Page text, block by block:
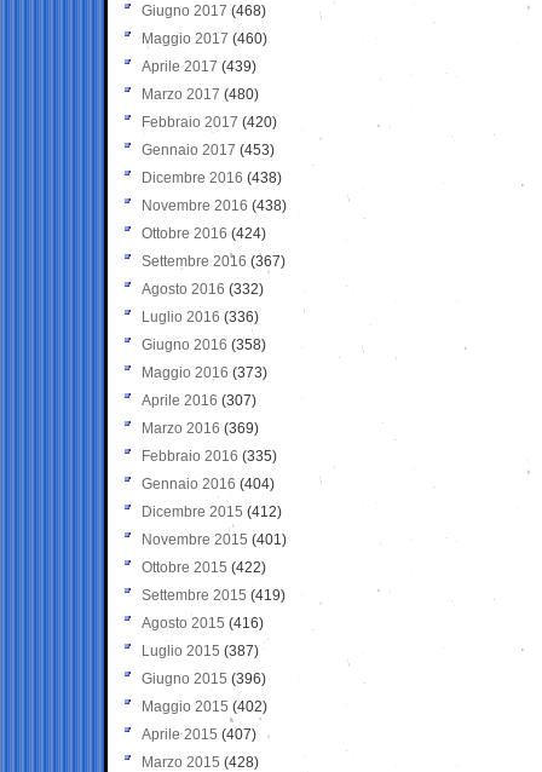
Giugno 2017 (468)
Maggio 2017 (460)
Aprile 2017 (439)
Marzo 2017 (480)
Febbraio 2017 (420)
Gennaio 2017 (453)
Dicembre 2016 (438)
Novembre 2016 (438)
Ottobre 2016 (424)
Settembre 2016 (367)
Agosto 2016 (332)
Luglio 2016 (336)
Giugno 2016 (358)
Maggio 2016 (373)
Aprile 2016 (307)
Marzo 2016 (369)
Febbraio 2016 (335)
Gennaio 2016 (404)
Dicembre 2015 (412)
Novembre 2015 (401)
Ottobre 2015 (422)
Settembre 2015 (419)
Agosto 2015 (416)
Luglio 2015 (387)
Giugno 2015 (396)
Maggio 2015 (402)
Aprile 2015 (407)
Marzo 2015 (428)